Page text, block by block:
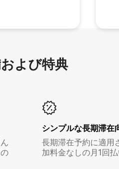
よび特⁠典
シンプルな長期滞在
長期滞在予約に適用
加料金なしの月1回